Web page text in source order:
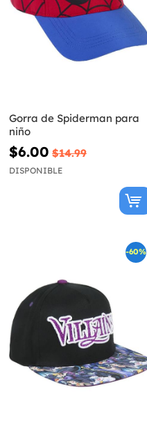
Gorra de Spiderman para
niño
$6.00 $14.99
DISPONIBLE
-60%